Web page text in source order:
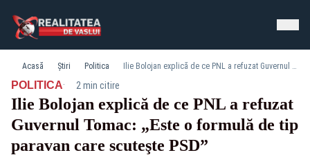
Acasă Știri Politica Ilie Bolojan explică de ce PNL a refuzat Guvernul Tomac: „Este o formulă de tip paravan care scuteşte PSD”
POLITICA· 2 min citire
Ilie Bolojan explică de ce PNL a refuzat
Guvernul Tomac: „Este o formulă de tip
paravan care scuteşte PSD”